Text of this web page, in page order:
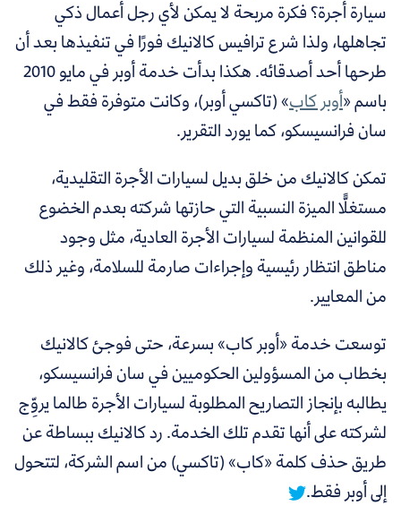
سيارة أجرة؟ فكرة مربحة لا يمكن لأي رجل أعمال ذكي
تجاهلها، ولذا شرع ترافيس كالانيك فورًا في تنفيذها بعد أن
طرحها أحد أصدقائه. هكذا بدأت خدمة أوبر في مايو 2010
باسم «أوبر كاب» (تاكسي أوبر)، وكانت متوفرة فقط في
سان فرانسيسكو، كما يورد التقرير.
تمكن كالانيك من خلق بديل لسيارات الأجرة التقليدية،
مستغلًّا الميزة النسبية التي حازتها شركته بعدم الخضوع
للقوانين المنظمة لسيارات الأجرة العادية، مثل وجود
مناطق انتظار رئيسية وإجراءات صارمة للسلامة، وغير ذلك
من المعايير.
توسعت خدمة «أوبر كاب» بسرعة، حتى فوجئ كالانيك
بخطاب من المسؤولين الحكوميين في سان فرانسيسكو،
يطالبه بإنجاز التصاريح المطلوبة لسيارات الأجرة طالما يروِّج
لشركته على أنها تقدم تلك الخدمة.رد كالانيك ببساطة عن
طريق حذف كلمة «كاب» (تاكسي) من اسم الشركة، لتتحول
إلى أوبر فقط.